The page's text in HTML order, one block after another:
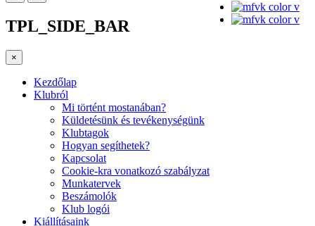
TPL_SIDE_BAR
×
Kezdőlap
Klubról
Mi történt mostanában?
Küldetésünk és tevékenységünk
Klubtagok
Hogyan segíthetek?
Kapcsolat
Cookie-kra vonatkozó szabályzat
Munkatervek
Beszámolók
Klub logói
Kiállításaink